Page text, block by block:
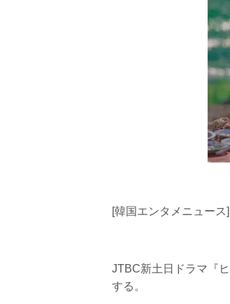
[韓国エンタメニュース]
JTBC新土日ドラマ『
する。